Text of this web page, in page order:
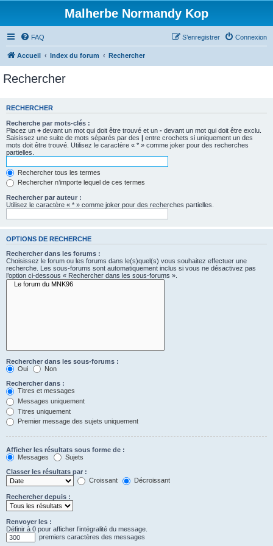
Malherbe Normandy Kop
FAQ Connexion
S’enregistrer
Accueil Index du forum Rechercher
Rechercher
RECHERCHER
Recherche par mots-clés :
Placez un + devant un mot qui doit être trouvé et un - devant un mot qui doit être exclu.
Saisissez une suite de mots séparés par des | entre crochets si uniquement un des
mots doit être trouvé. Utilisez le caractère « * » comme joker pour des recherches
partielles.
Rechercher tous les termes
Rechercher n’importe lequel de ces termes
Rechercher par auteur :
Utilisez le caractère « * » comme joker pour des recherches partielles.
OPTIONS DE RECHERCHE
Rechercher dans les forums :
Choisissez le forum ou les forums dans le(s)quel(s) vous souhaitez effectuer une
recherche. Les sous-forums sont automatiquement inclus si vous ne désactivez pas
l’option ci-dessous « Rechercher dans les sous-forums ».
Rechercher dans les sous-forums :
Oui
Non
Rechercher dans :
Titres et messages
Messages uniquement
Titres uniquement
Premier message des sujets uniquement
Afficher les résultats sous forme de :
Messages
Sujets
Classer les résultats par :
Croissant
Décroissant
Rechercher depuis :
Renvoyer les :
Définir à 0 pour afficher l’intégralité du message.
premiers caractères des messages